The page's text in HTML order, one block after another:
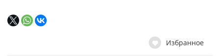
Избранное